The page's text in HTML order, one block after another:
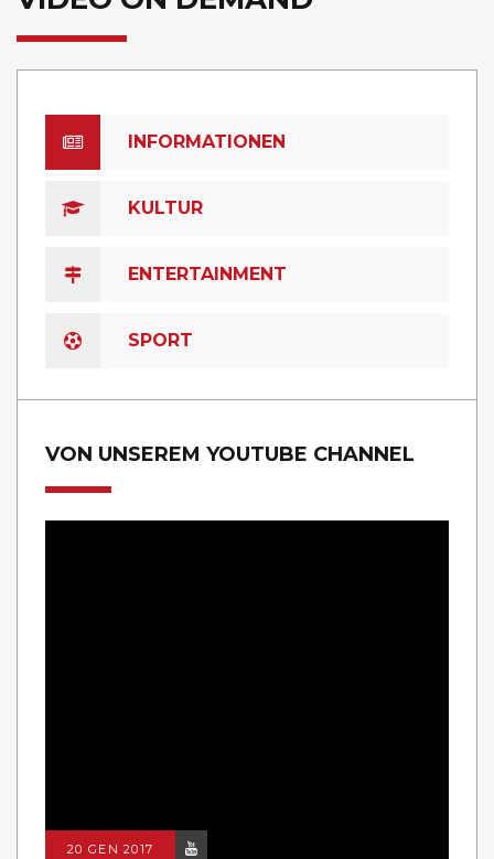
INFORMATIONEN
KULTUR
ENTERTAINMENT
SPORT
VON UNSEREM YOUTUBE CHANNEL
20 GEN 2017